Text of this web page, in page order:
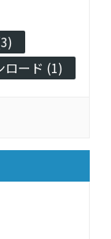
ロード (1)